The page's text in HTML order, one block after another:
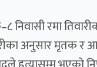
रमा
अनुसार मृतक